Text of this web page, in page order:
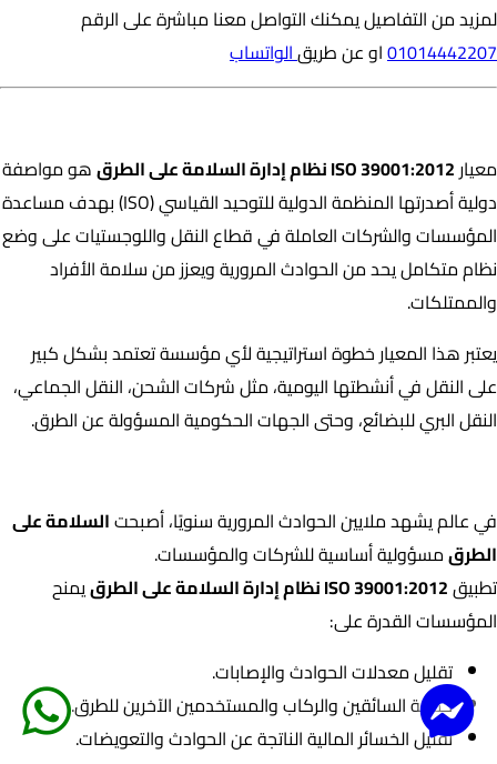
لمزيد من التفاصيل يمكنك التواصل معنا مباشرة على الرقم
01014442207او عن طريقالواتساب
معيارISO 39001:2012 نظام إدارة السلامة على الطرق
هو مواصفة
دولية أصدرتها المنظمة الدولية للتوحيد القياسي (ISO) بهدف مساعدة
المؤسسات والشركات العاملة في قطاع النقل واللوجستيات على وضع
نظام متكامل يحد من الحوادث المرورية ويعزز من سلامة الأفراد
والممتلكات.
يعتبر هذا المعيار خطوة استراتيجية لأي مؤسسة تعتمد بشكل كبير
على النقل في أنشطتها اليومية، مثل شركات الشحن، النقل الجماعي،
النقل البري للبضائع، وحتى الجهات الحكومية المسؤولة عن الطرق.
في عالم يشهد ملايين الحوادث المرورية سنويًا، أصبحتالسلامة على
الطرقمسؤولية أساسية للشركات والمؤسسات.
تطبيقISO 39001:2012 نظام إدارة السلامة على الطرق
يمنح
المؤسسات القدرة على:
تقليل معدلات الحوادث والإصابات.
حماية السائقين والركاب والمستخدمين الآخرين للطرق.
تقليل الخسائر المالية الناتجة عن الحوادث والتعويضات.